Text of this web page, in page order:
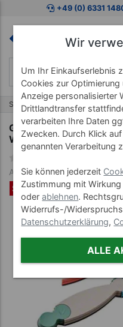
Zum Kaufbereich springen
+49 (0) 6331
Start Balanceartikel
Gonge Balance-Set,
Weg Nordic, 13-tlg.
Art-Nr. 02290
SET %
Wir
Um Ihr Einkaufserlebnis
Cookies zur
Anzeige personalisierter
Drittlandtransfer
verarbeiten Ihre Daten
Zwecken. Durch Klick
genannten Verarbeitung
Sie können jederzeit
Zustimmung mit
oderablehnen.
Widerrufs-/
Datenschutzerklärung,
ALLE